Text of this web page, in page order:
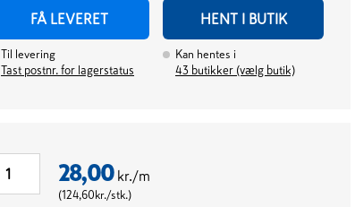
FÅ LEVERET HENT I BUTIK
Til levering
Tast postnr. for lagerstatus
Kan hentes i
43 butikker (vælg butik)
28,00 kr./m
(124,60kr./stk.)